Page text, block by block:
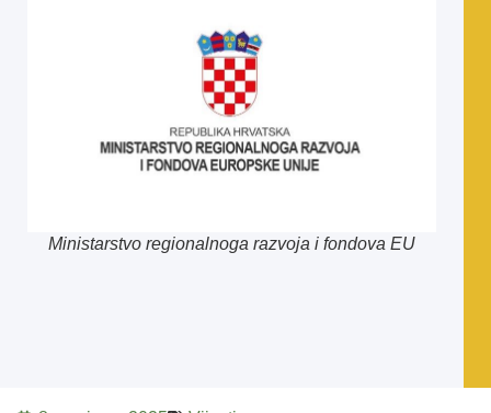
Ministarstvo regionalnoga razvoja i fondova EU